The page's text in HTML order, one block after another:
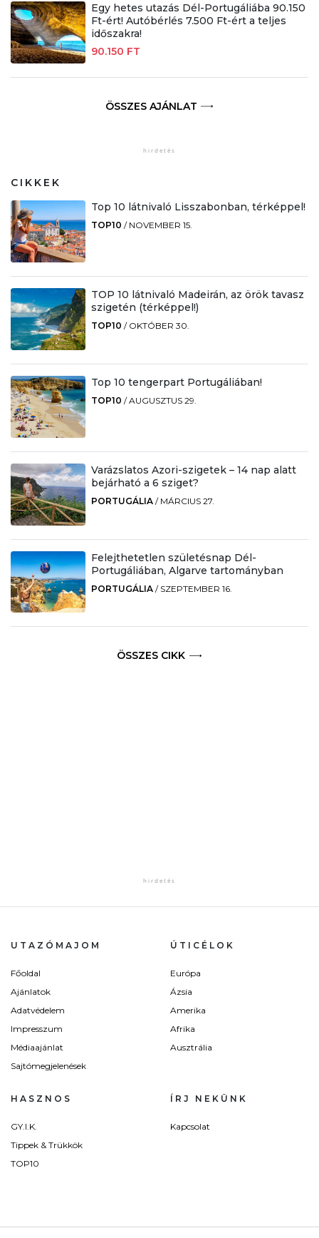
Egy hetes utazás Dél-Portugáliába 90.150
Ft-ért! Autóbérlés 7.500 Ft-ért a teljes
időszakra!
90.150 FT
ÖSSZES AJÁNLAT
CIKKEK
Top 10 látnivaló Lisszabonban, térképpel!
TOP10 / NOVEMBER 15.
TOP 10 látnivaló Madeirán, az örök tavasz
szigetén (térképpel!)
TOP10 / OKTÓBER 30.
Top 10 tengerpart Portugáliában!
TOP10 /AUGUSZTUS 29.
Varázslatos Azori-szigetek – 14 nap alatt
bejárható a 6 sziget?
PORTUGÁLIA / MÁRCIUS 27.
Felejthetetlen születésnap Dél-
Portugáliában, Algarve tartományban
PORTUGÁLIA / SZEPTEMBER 16.
ÖSSZES CIKK
UTAZÓMAJOM
Főoldal
Ajánlatok
Adatvédelem
Impresszum
Médiaajánlat
Sajtómegjelenések
ÚTICÉLOK
Európa
Ázsia
Amerika
Afrika
Ausztrália
HASZNOS
GY.I.K.
Tippek & Trükkök
TOP10
ÍRJ NEKÜNK
Kapcsolat